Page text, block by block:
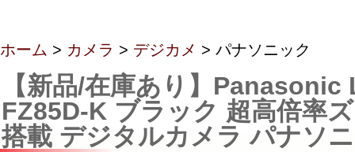
ホーム > カメラ > デジカメ > パナソニック
【新品/在庫あり】Panasonic
FZ85D-K ブラック 超高倍率
搭載 デジタルカメラ パナソ